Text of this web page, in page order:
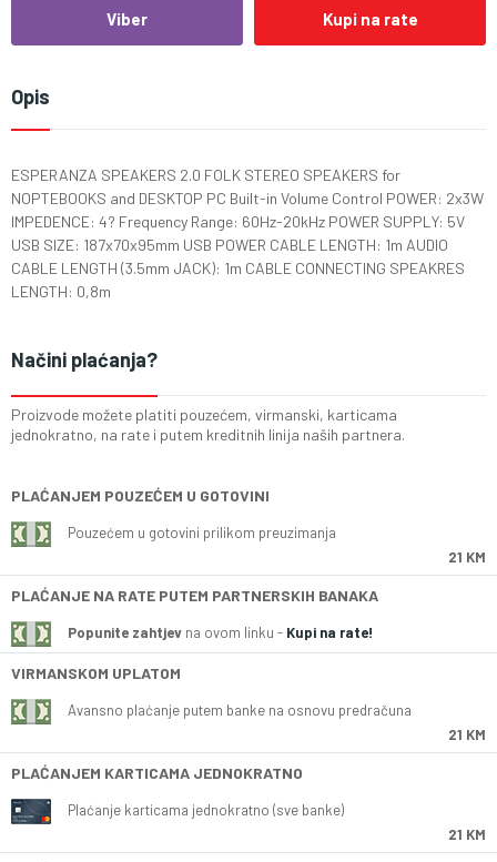
Viber Kupi na rate
Opis
ESPERANZA SPEAKERS 2.0 FOLK STEREO SPEAKERS for
NOPTEBOOKS and DESKTOP PC Built-in Volume Control POWER: 2x3W
IMPEDENCE: 4? Frequency Range: 60Hz-20kHz POWER SUPPLY: 5V
USB SIZE: 187x70x95mm USB POWER CABLE LENGTH: 1m AUDIO
CABLE LENGTH (3.5mm JACK): 1m CABLE CONNECTING SPEAKRES
LENGTH: 0,8m
Načini plaćanja?
Proizvode možete platiti pouzećem, virmanski, karticama
jednokratno, na rate i putem kreditnih linija naših partnera.
PLAĆANJEM POUZEĆEM U GOTOVINI
Pouzećem u gotovini prilikom preuzimanja
21 KM
PLAĆANJE NA RATE PUTEM PARTNERSKIH BANAKA
Popunite zahtjev na ovom linku - Kupi na rate!
VIRMANSKOM UPLATOM
Avansno plaćanje putem banke na osnovu predračuna
21 KM
PLAĆANJEM KARTICAMA JEDNOKRATNO
Plaćanje karticama jednokratno (sve banke)
21 KM